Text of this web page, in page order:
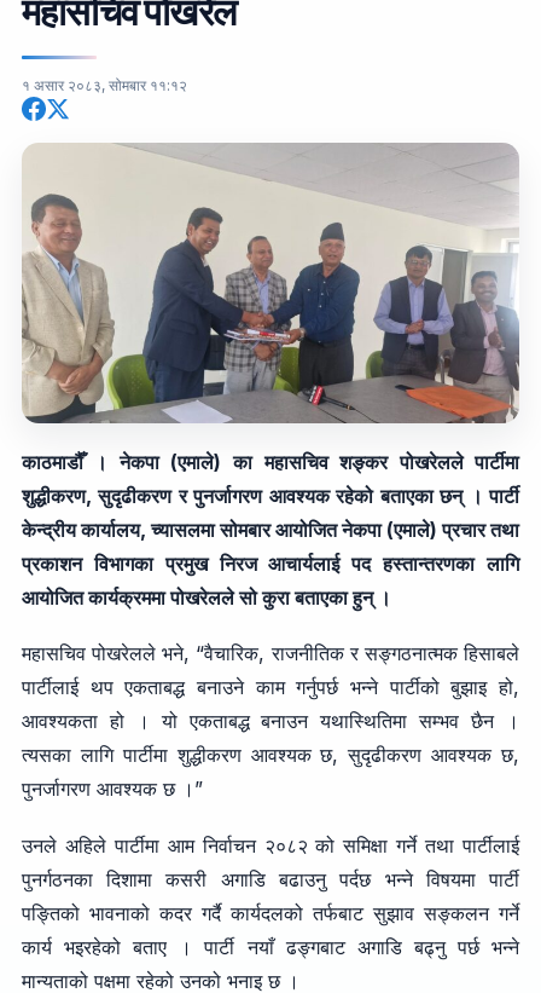
महासचिव पोखरेल
१ असार २०८३, सोमबार ११:१२
काठमाडौँ । नेकपा (एमाले) का महासचिव शङ्कर पोखरेलले पार्टीमा
शुद्धीकरण, सुदृढीकरण र पुनर्जागरण आवश्यक रहेको बताएका छन् । पार्टी
केन्द्रीय कार्यालय, च्यासलमा सोमबार आयोजित नेकपा (एमाले) प्रचार तथा
प्रकाशन विभागका प्रमुख निरज आचार्यलाई पद हस्तान्तरणका लागि
आयोजित कार्यक्रममा पोखरेलले सो कुरा बताएका हुन् ।
महासचिव पोखरेलले भने, “वैचारिक, राजनीतिक र सङ्गठनात्मक हिसाबले
पार्टीलाई थप एकताबद्ध बनाउने काम गर्नुपर्छ भन्ने पार्टीको बुझाइ हो,
आवश्यकता हो । यो एकताबद्ध बनाउन यथास्थितिमा सम्भव छैन ।
त्यसका लागि पार्टीमा शुद्धीकरण आवश्यक छ, सुदृढीकरण आवश्यक छ,
पुनर्जागरण आवश्यक छ ।”
उनले अहिले पार्टीमा आम निर्वाचन २०८२ को समिक्षा गर्ने तथा पार्टीलाई
पुनर्गठनका दिशामा कसरी अगाडि बढाउनु पर्दछ भन्ने विषयमा पार्टी
पङ्तिको भावनाको कदर गर्दै कार्यदलको तर्फबाट सुझाव सङ्कलन गर्ने
कार्य भइरहेको बताए । पार्टी नयाँ ढङ्गबाट अगाडि बढ्नु पर्छ भन्ने
मान्यताको पक्षमा रहेको उनको भनाइ छ ।